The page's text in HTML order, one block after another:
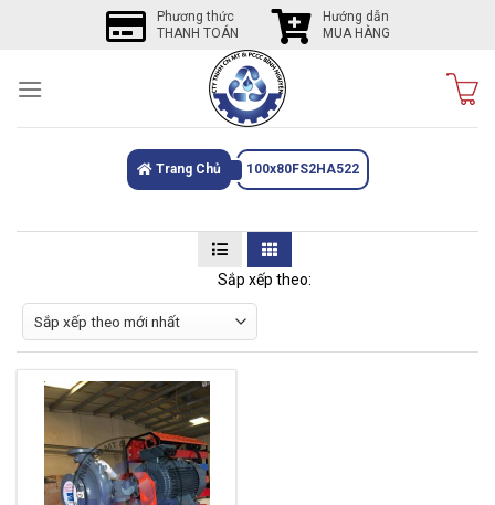
Phương thức
THANH TOÁN
Hướng dẫn
MUA HÀNG
Trang Chủ 100x80FS2HA522
Sắp xếp theo: